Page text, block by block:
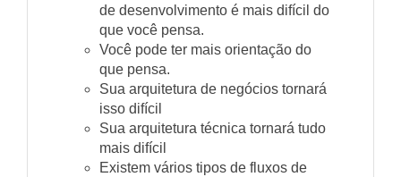
de desenvolvimento é mais difícil do
que você pensa.
Você pode ter mais orientação do
que pensa.
Sua arquitetura de negócios tornará
isso difícil
Sua arquitetura técnica tornará tudo
mais difícil
Existem vários tipos de fluxos de